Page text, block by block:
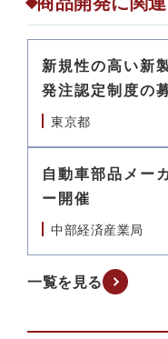
新規性の高い新
発注認定制度の
東京都
自動車部品メー
ー開催
中部経済産業局
一覧を見る